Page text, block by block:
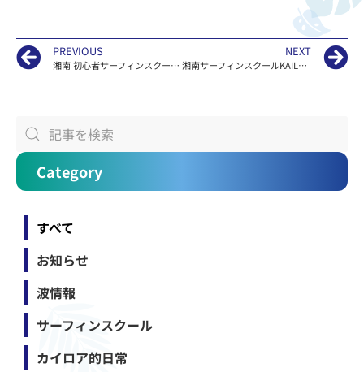
PREVIOUS
湘南 初心者サーフィンスクールKAILOAの江ノ島 波情報
NEXT
湘南サーフィンスクールKAILOAの江ノ島 波情報
Category
すべて
お知らせ
波情報
サーフィンスクール
カイロア的日常